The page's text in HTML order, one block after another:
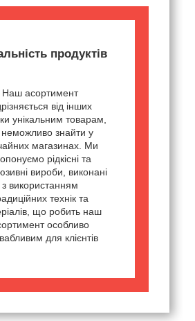
продуктів
Наш асортимент
від інших
унікальним товарам,
неможливо знайти у
магазинах. Ми
рідкісні та
вироби, виконані
з використанням
технік та
що робить наш
особливо
для клієнтів